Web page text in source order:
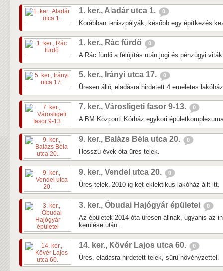
1. ker., Aladár utca 1. 0
Korábban teniszpályák, később egy építkezés
1. ker., Rác fürdő 0
A Rác fürdő a felújítás után jogi és pénzügyi
5. ker., Irányi utca 17. 0
Üresen álló, eladásra hirdetett 4 emeletes
7. ker., Városligeti fasor 9-13. 0
A BM Központi Kórház egykori
9. ker., Balázs Béla utca 20. 0
Hosszú évek óta üres telek.
9. ker., Vendel utca 20. 0
Üres telek. 2010-ig két eklektikus lakóház állt itt.
3. ker., Óbudai Hajógyár épületei 0
Az épületek 2014 óta üresen állnak, ugyanis az
kerülése után...
14. ker., Kövér Lajos utca 60. 0
Üres, eladásra hirdetett telek, sűrű növényzettel.